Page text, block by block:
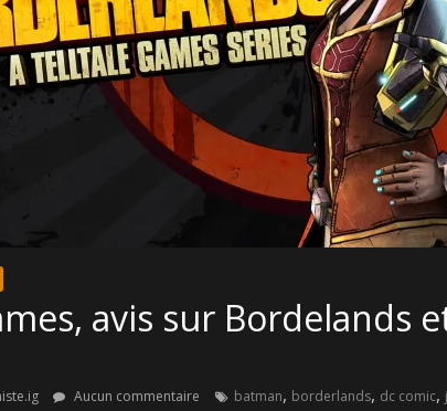
avis sur Bordelands
Aucun commentaire batman, borderlands, dc comic,